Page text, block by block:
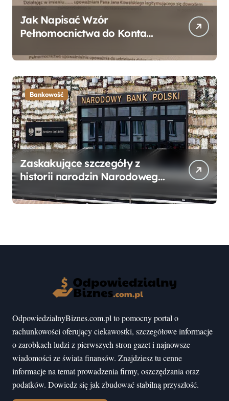
Jak Napisać Wzór
Pełnomocnictwa do Konta
Przewodnik
Bankowość
Zaskakujące szczegóły z
historii narodzin Narodowego
mogłeś nie wiedzieć
OdpowiedzialnyBiznes.com.pl to pomocny portal o
rachunkowości oferujący ciekawostki, szczegółowe informacje
o zarobkach ludzi z pierwszych stron gazet i najnowsze
wiadomości ze świata finansów. Znajdziesz tu cenne
informacje na temat prowadzenia firmy, oszczędzania oraz
podatków. Dowiedz się jak zbudować stabilną przyszłość.